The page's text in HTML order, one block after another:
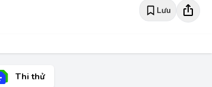
Lưu
Thi thử